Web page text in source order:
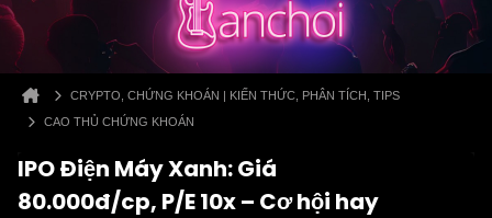
CRYPTO, CHỨNG KHOÁN | KIẾN THỨC, PHÂN TÍCH, TIPS
CAO THỦ CHỨNG KHOÁN
IPO Điện Máy Xanh: Giá
80.000đ/cp, P/E 10x – Cơ hội hay